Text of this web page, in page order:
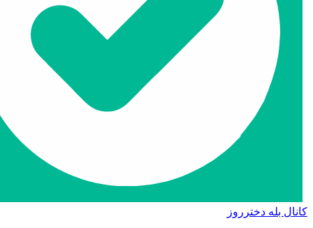
کانال بله دخترروز